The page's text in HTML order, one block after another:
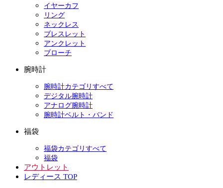
イヤーカフ
リング
ネックレス
ブレスレット
アンクレット
ブローチ
腕時計
腕時計カテゴリすべて
デジタル腕時計
アナログ腕時計
腕時計ベルト・バンド
福袋
福袋カテゴリすべて
福袋
アウトレット
レディース TOP